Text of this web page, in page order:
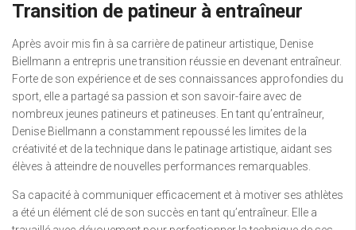
Transition de patineur à entraîneur
Après avoir mis fin à sa carrière de patineur artistique, Denise
Biellmann a entrepris une transition réussie en devenant entraîneur.
Forte de son expérience et de ses connaissances approfondies du
sport, elle a partagé sa passion et son savoir-faire avec de
nombreux jeunes patineurs et patineuses. En tant qu’entraîneur,
Denise Biellmann a constamment repoussé les limites de la
créativité et de la technique dans le patinage artistique, aidant ses
élèves à atteindre de nouvelles performances remarquables.
Sa capacité à communiquer efficacement et à motiver ses athlètes
a été un élément clé de son succès en tant qu’entraîneur. Elle a